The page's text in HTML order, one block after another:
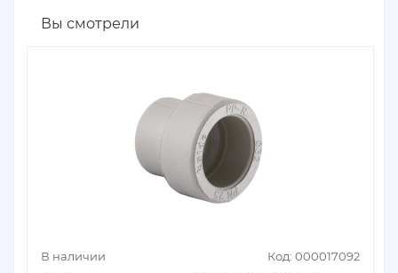
Вы смотрели
В наличии Код: 000017092